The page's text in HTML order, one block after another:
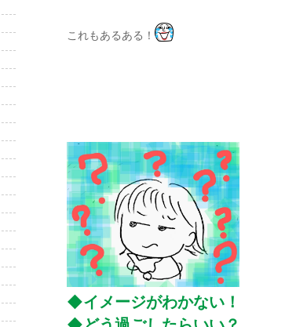
これもあるある！
◆イメージがわかない！